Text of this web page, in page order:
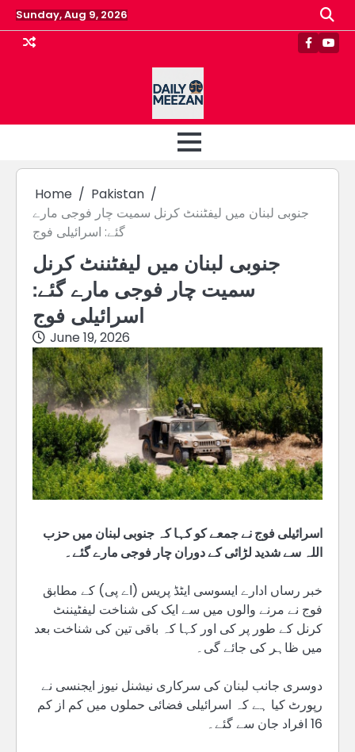
Skip
to
content
Sunday, Aug 9, 2026
Home
Pakistan
جنوبی لبنان میں لیفٹننٹ کرنل سمیت چار فوجی مارے
گئے: اسرائیلی فوج
جنوبی لبنان میں لیفٹننٹ کرنل
سمیت چار فوجی مارے گئے:
اسرائیلی فوج
June 19, 2026
اسرائیلی فوج نے جمعے کو کہا کہ جنوبی لبنان میں حزب
اللہ سے شدید لڑائی کے دوران چار فوجی مارے گئے۔
خبر رساں ادارے ایسوسی ایٹڈ پریس (اے پی) کے مطابق
فوج نے مرنے والوں میں سے ایک کی شناخت لیفٹیننٹ
کرنل کے طور پر کی اور کہا کہ باقی تین کی شناخت بعد
میں ظاہر کی جائے گی۔
دوسری جانب لبنان کی سرکاری نیشنل نیوز ایجنسی نے
رپورٹ کیا ہے کہ اسرائیلی فضائی حملوں میں کم از کم
16 افراد جان سے گئے۔